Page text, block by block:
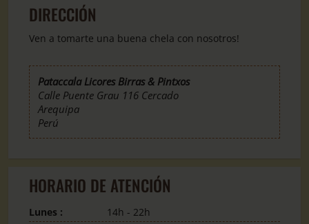
DIRECCIÓN
Ven a tomarte una buena chela con nosotros!
Pataccala Licores Birras & Pintxos
Calle Puente Grau 116 Cercado
Arequipa
Perú
HORARIO DE ATENCIÓN
Lunes :
14h - 22h